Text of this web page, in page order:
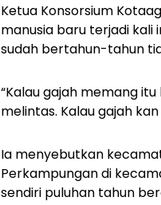
Ketua Konsorsium
manusia baru terjadi kali
sudah bertahun-tahun
“Kalau gajah memang
melintas. Kalau gajah
Ia menyebutkan
Perkampungan di
sendiri puluhan tahun